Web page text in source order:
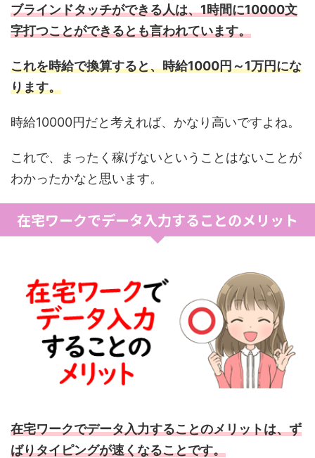
ブラインドタッチができる人は、1時間に10000文
字打つことができるとも言われています。
これを時給で換算すると、時給1000円～1万円にな
ります。
時給10000円だと考えれば、かなり高いですよね。
これで、まったく稼げないということはないことが
わかったかなと思います。
在宅ワークでデータ入力することのメリット
在宅ワークでデータ入力することのメリットは、ず
ばりタイピングが速くなることです。